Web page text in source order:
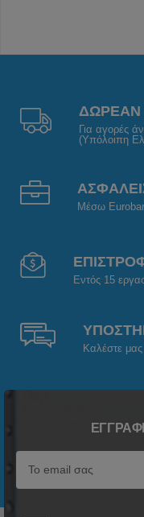
ΔΩΡΕΑΝ
Για αγορές
(Υπόλοιπη
Μέσω
Εντός 15
Καλέστε